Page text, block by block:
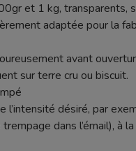
et 1 kg,
adaptée pour la
avant
sur terre cru ou biscuit.
l’intensité désiré, par
dans l’émail), à